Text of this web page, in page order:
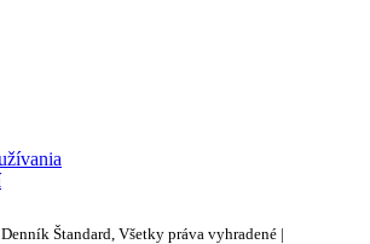
Denník Štandard, Všetky práva vyhradené |